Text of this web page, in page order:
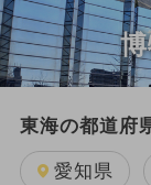
東海の都道府
愛知県